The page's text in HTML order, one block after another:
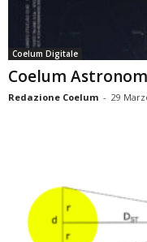
Coelum Digitale
Coelum
Redazione Coelum - 29